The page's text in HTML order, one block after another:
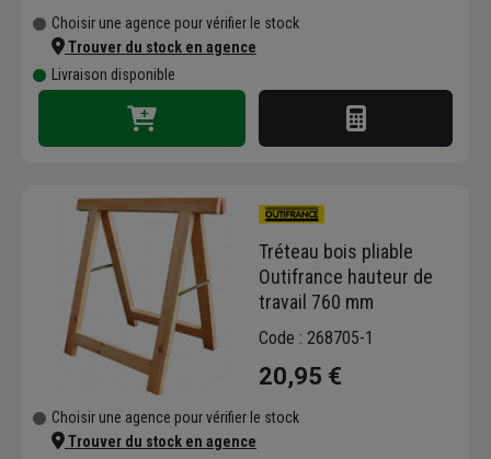
Choisir une agence pour vérifier le stock
Trouver du stock en agence
Livraison disponible
Tréteau bois pliable
Outifrance hauteur de
travail 760 mm
Code : 268705-1
20,95 €
Choisir une agence pour vérifier le stock
Trouver du stock en agence